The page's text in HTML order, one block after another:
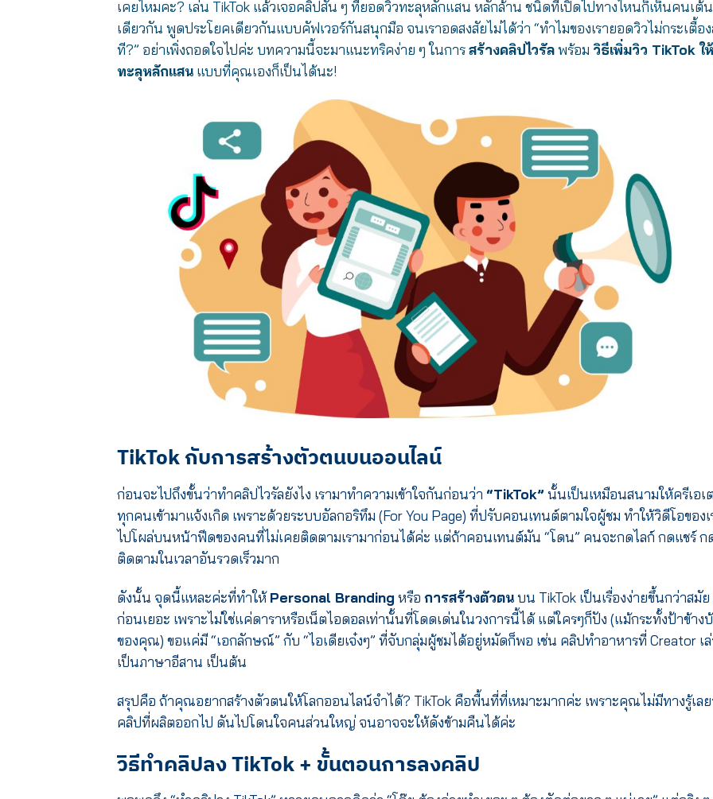
เคยไหมคะ? เล่น TikTok แล้วเจอคลิปสั้น ๆ ที่ยอดวิวทะลุหลักแสน หลักล้าน ชนิดที่เปิดไปทางไหนก็เห็นคนเต้
เดียวกัน พูดประโยคเดียวกันแบบคัฟเวอร์กันสนุกมือ จนเราอดสงสัยไม่ได้ว่า “ทำไมของเรายอดวิวไม่กระเตื้อ
ที?” อย่าเพิ่งถอดใจไปค่ะ บทความนี้จะมาแนะทริคง่าย ๆ ในการสร้างคลิปไวรัลพร้อม วิธีเพิ่มวิว TikTok ให้
ทะลุหลักแสน แบบที่คุณเองก็เป็นได้นะ!
TikTok กับการสร้างตัวตนบนออนไลน์
ก่อนจะไปถึงขั้นว่าทำคลิปไวรัลยังไง เรามาทำความเข้าใจกันก่อนว่า “TikTok” นั้นเป็นเหมือนสนามให้ครีเอเ
ทุกคนเข้ามาแจ้งเกิด เพราะด้วยระบบอัลกอริทึม (For You Page) ที่ปรับคอนเทนต์ตามใจผู้ชม ทำให้วิดีโอของเ
ไปโผล่บนหน้าฟีดของคนที่ไม่เคยติดตามเรามาก่อนได้ค่ะ แต่ถ้าคอนเทนต์มัน “โดน” คนจะกดไลก์ กดแชร์ ก
ติดตามในเวลาอันรวดเร็วมาก
ดังนั้น จุดนี้แหละค่ะที่ทำให้Personal Branding หรือ การสร้างตัวตนบน TikTok เป็นเรื่องง่ายขึ้นกว่าสมัย
ก่อนเยอะ เพราะไม่ใช่แค่ดาราหรือเน็ตไอดอลเท่านั้นที่โดดเด่นในวงการนี้ได้ แต่ใครๆก็ปัง (แม้กระทั้งป้าข้าง
ของคุณ) ขอแค่มี “เอกลักษณ์” กับ “ไอเดียเจ๋งๆ” ที่จับกลุ่มผู้ชมได้อยู่หมัดก็พอ เช่น คลิปทำอาหารที่ Creator เ
เป็นภาษาอีสาน เป็นต้น
สรุปคือ ถ้าคุณอยากสร้างตัวตนให้โลกออนไลน์จำได้? TikTok คือพื้นที่ที่เหมาะมากค่ะ เพราะคุณไม่มีทางรู้เล
คลิปที่ผลิตออกไป ดันไปโดนใจคนส่วนใหญ่ จนอาจจะให้ดังข้ามคืนได้ค่ะ
วิธีทำคลิปลง TikTok+ ขั้นตอนการลงคลิป